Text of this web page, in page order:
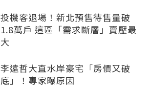
投機客退場！新北預售待售量破
1.8萬戶 這區「需求斷層」賣壓最
大
李遠哲大直水岸豪宅「房價又破
底」！專家曝原因